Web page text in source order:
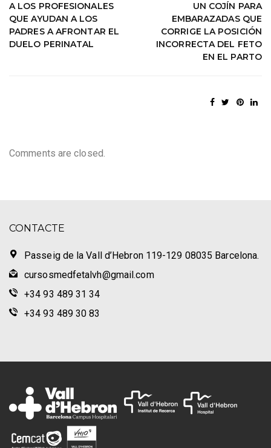
A LOS PROFESIONALES
QUE AYUDAN A LOS
PADRES A AFRONTAR EL
DUELO PERINATAL
UN COJÍN PARA
EMBARAZADAS QUE
CORRIGE LA POSICIÓN
INCORRECTA DEL FETO
EN EL PARTO
Comments are closed.
CONTACTE
Passeig de la Vall d’Hebron 119-129 08035 Barcelona.
cursosmedfetalvh@gmail.com
+34 93 489 31 34
+34 93 489 30 83